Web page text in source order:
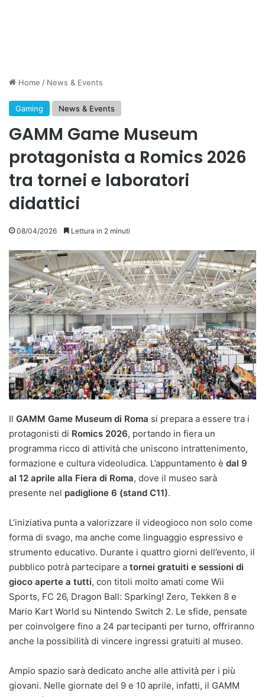
Home / News & Events
Gaming News & Events
GAMM Game Museum
protagonista a Romics 2026
tra tornei e laboratori
didattici
08/04/2026 Lettura in 2 minuti
Il GAMM Game Museum di Roma si prepara a essere tra i
protagonisti di Romics 2026, portando in fiera un
programma ricco di attività che uniscono intrattenimento,
formazione e cultura videoludica. L’appuntamento è dal 9
al 12 aprile alla Fiera di Roma, dove il museo sarà
presente nel padiglione 6 (stand C11).
L’iniziativa punta a valorizzare il videogioco non solo come
forma di svago, ma anche come linguaggio espressivo e
strumento educativo. Durante i quattro giorni dell’evento, il
pubblico potrà partecipare a tornei gratuiti e sessioni di
gioco aperte a tutti, con titoli molto amati come Wii
Sports, FC 26, Dragon Ball: Sparking! Zero, Tekken 8 e
Mario Kart World su Nintendo Switch 2. Le sfide, pensate
per coinvolgere fino a 24 partecipanti per turno, offriranno
anche la possibilità di vincere ingressi gratuiti al museo.
Ampio spazio sarà dedicato anche alle attività per i più
giovani. Nelle giornate del 9 e 10 aprile, infatti, il GAMM